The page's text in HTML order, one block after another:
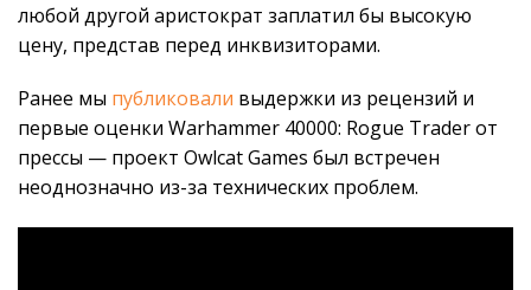
любой другой аристократ заплатил бы высокую
цену, представ перед инквизиторами.
Ранее мы публиковали выдержки из рецензий и
первые оценки Warhammer 40000: Rogue Trader от
прессы — проект Owlcat Games был встречен
неоднозначно из-за технических проблем.